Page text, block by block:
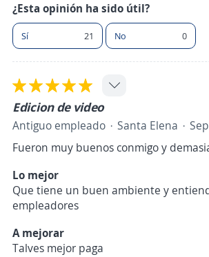
¿Esta opinión ha sido útil?
Sí 21 No 0
Edicion de video
Antiguo empleado Santa Elena
Fueron muy buenos conmigo y
Lo mejor
Que tiene un buen ambiente y
empleadores
A mejorar
Talves mejor paga